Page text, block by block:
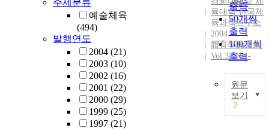
주제분류
예술체육
(494)
발행연도
2004 (21)
2003 (10)
2002 (16)
2001 (22)
2000 (29)
1999 (25)
1997 (21)
관순
출력
50개씩
출력
100개씩
출력
육대학 한국체
육과학연구소
2004
體育學論文集
Vol.32 No.-
원문
보기
2